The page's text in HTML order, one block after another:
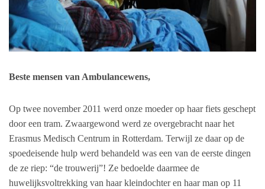
Beste mensen van Ambulancewens,
Op twee november 2011 werd onze moeder op haar fiets geschept
door een tram. Zwaargewond werd ze overgebracht naar het
Erasmus Medisch Centrum in Rotterdam. Terwijl ze daar op de
spoedeisende hulp werd behandeld was een van de eerste dingen
de ze riep: “de trouwerij”! Ze bedoelde daarmee de
huwelijksvoltrekking van haar kleindochter en haar man op 11